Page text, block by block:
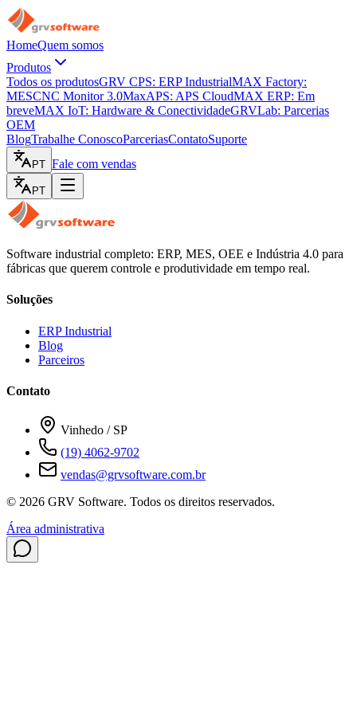
HomeQuem somos
Produtos
Todos os produtosGRV CPS: ERP IndustrialMAX Factory:
MESCNC Monitor 3.0MaxAPS: APS CloudMAX ERP: Em
breveMAX IoT: Hardware & ConectividadeGRVLab: Parcerias
OEM
BlogTrabalhe ConoscoParceriasContatoSuporte
PT Fale com vendas
PT
Software industrial completo: ERP, MES, OEE e Indústria 4.0 para
fábricas que querem controle e produtividade em tempo real.
Soluções
ERP Industrial
Blog
Parceiros
Contato
Vinhedo / SP
(19) 4062-9702
vendas@grvsoftware.com.br
© 2026 GRV Software. Todos os direitos reservados.
Área administrativa